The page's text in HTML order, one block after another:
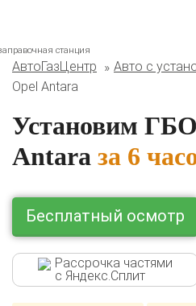
Renault
Skoda
АвтоГазЦентр Авто с
Opel Antara
Установим
Antara за 6
Бесплатный осмотр
Рассрочка частями
с Яндекс.Сплит